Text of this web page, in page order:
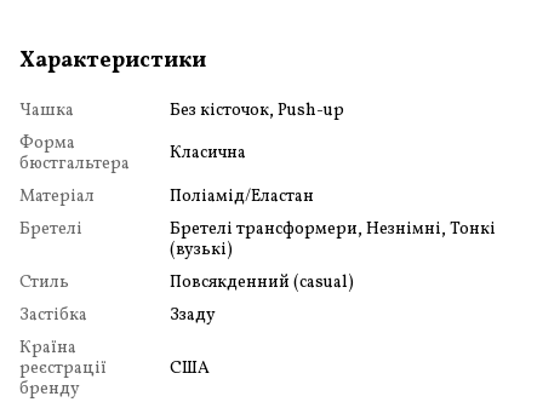
Характеристики
Чашка
Без кісточок, Push-up
Форма
бюстгальтера
Класична
Матеріал
Поліамід/Еластан
Бретелі
Бретелі трансформери, Незнімні, Тонкі
(вузькі)
Стиль
Повсякденний (casual)
Застібка
Ззаду
Країна
реєстрації
бренду
США